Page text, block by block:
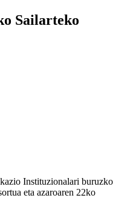
Sailarteko
Instituzionalari buruzko
eta azaroaren 22ko